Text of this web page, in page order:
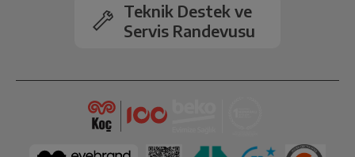
Teknik Destek ve
Servis Randevusu